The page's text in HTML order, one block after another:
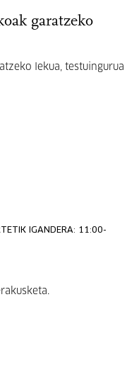
garatzeko
lekua, testuingurua
IGANDERA: 11:00-